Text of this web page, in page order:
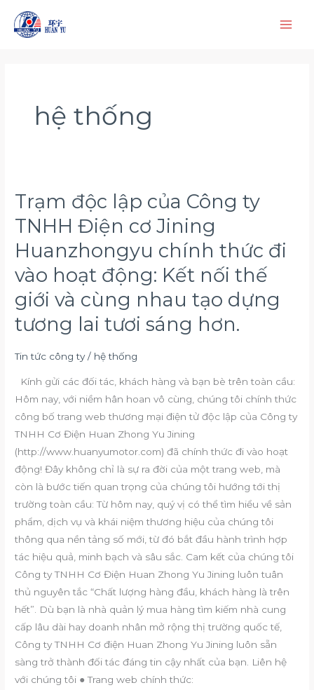
hệ thống
Trạm độc lập của Công ty
TNHH Điện cơ Jining
Huanzhongyu chính thức đi
vào hoạt động: Kết nối thế
giới và cùng nhau tạo dựng
tương lai tươi sáng hơn.
Tin tức công ty/ hệ thống
Kính gửi các đối tác, khách hàng và bạn bè trên toàn cầu:
Hôm nay, với niềm hân hoan vô cùng, chúng tôi chính thức
công bố trang web thương mại điện tử độc lập của Công ty
TNHH Cơ Điện Huan Zhong Yu Jining
(http://www.huanyumotor.com) đã chính thức đi vào hoạt
động! Đây không chỉ là sự ra đời của một trang web, mà
còn là bước tiến quan trọng của chúng tôi hướng tới thị
trường toàn cầu: Từ hôm nay, quý vị có thể tìm hiểu về sản
phẩm, dịch vụ và khái niệm thương hiệu của chúng tôi
thông qua nền tảng số mới, từ đó bắt đầu hành trình hợp
tác hiệu quả, minh bạch và sâu sắc. Cam kết của chúng tôi
Công ty TNHH Cơ Điện Huan Zhong Yu Jining luôn tuân
thủ nguyên tắc “Chất lượng hàng đầu, khách hàng là trên
hết”. Dù bạn là nhà quản lý mua hàng tìm kiếm nhà cung
cấp lâu dài hay doanh nhân mở rộng thị trường quốc tế,
Công ty TNHH Cơ điện Huan Zhong Yu Jining luôn sẵn
sàng trở thành đối tác đáng tin cậy nhất của bạn. Liên hệ
với chúng tôi ● Trang web chính thức:
Trạm
lập
của
Công
ty
TNHH
Điện
Jining
hoạt
động:
thế
cùng
dựng
tương